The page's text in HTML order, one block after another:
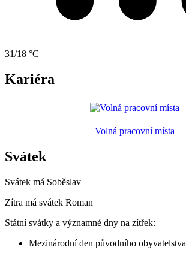
31/18 °C
Kariéra
Volná pracovní místa
Svátek
Svátek má Soběslav
Zítra má svátek Roman
Státní svátky a významné dny na zítřek:
Mezinárodní den původního obyvatelstva